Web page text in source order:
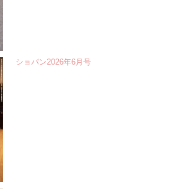
ショパン2026年6月号